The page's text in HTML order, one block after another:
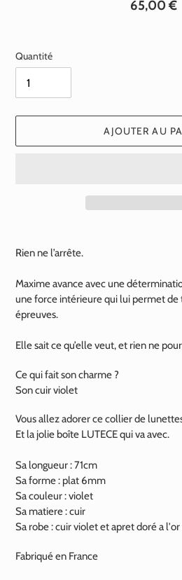
Prix
65,00 €
Quantité
AJOUTER AU
d'un
à
votre
panier
Rien ne l’arrête.
Maxime avance avec une
une force intérieure qui lui permet de
épreuves.
Elle sait ce qu’elle veut, et rien ne
Ce qui fait son charme ?
Son cuir violet
Vous allez adorer ce collier de
Et la jolie boîte LUTECE qui va avec.
Sa longueur : 71cm
Sa forme : plat 6mm
Sa couleur : violet
Sa matiere : cuir
Sa robe : cuir violet et apret doré a
Fabriqué en France